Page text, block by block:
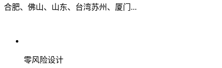
合肥、佛山、山东、台湾苏州、厦门...
零风险设计